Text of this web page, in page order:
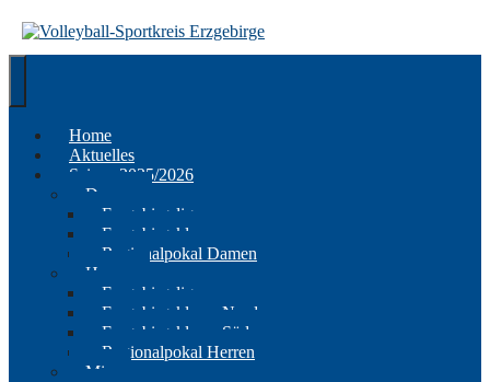
zum
Inhalt
Home
Aktuelles
Saison 2025/2026
Damen
Erzgebirgsliga
Erzgebirgsklasse
Regionalpokal Damen
Herren
Erzgebirgsliga
Erzgebirgsklasse Nord
Erzgebirgsklasse Süd
Regionalpokal Herren
Mix